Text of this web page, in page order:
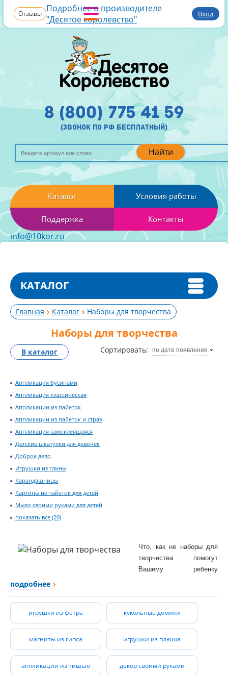
Отзывы Подробнее о производителе
"Десятое королевство"
Вход
Найти
8 (800) 775 41 59
(звонок по рф бесплатный)
Каталог Условия работы
Поддержка Контакты
info@10kor.ru
КАТАЛОГ
Главная Каталог Наборы для творчества
Наборы для творчества
Сортировать: по дате появления
В каталог
Аппликация бусинами
Аппликация классическая
Аппликации из пайеток
Аппликации из пайеток и страз
Аппликация самоклеящаяся
Детские шкатулки для девочек
Доброе дело
Игрушки из глины
Карандашницы
Картины из пайеток для детей
Мыло своими руками для детей
показать все (20)
Что, как не наборы для
творчества помогут
Вашему ребенку
симпатиями, развить
фантазию, воображение,
усидчивость, веру в свои
силы, а Вам выявить и
оценить его способности,
и, возможно, таланты.
У нас Вы можете
подробнее
игрушки из фетра кукольные домики
магниты из гипса игрушки из плюша
аппликации из тишью декор своими руками